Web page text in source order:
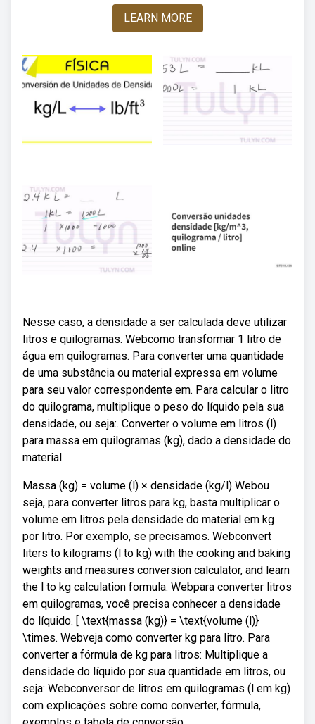
LEARN MORE
Nesse caso, a densidade a ser calculada deve utilizar
litros e quilogramas. Webcomo transformar 1 litro de
água em quilogramas. Para converter uma quantidade
de uma substância ou material expressa em volume
para seu valor correspondente em. Para calcular o litro
do quilograma, multiplique o peso do líquido pela sua
densidade, ou seja:. Converter o volume em litros (l)
para massa em quilogramas (kg), dado a densidade do
material.
Massa (kg) = volume (l) × densidade (kg/l) Webou
seja, para converter litros para kg, basta multiplicar o
volume em litros pela densidade do material em kg
por litro. Por exemplo, se precisamos. Webconvert
liters to kilograms (l to kg) with the cooking and baking
weights and measures conversion calculator, and learn
the l to kg calculation formula. Webpara converter litros
em quilogramas, você precisa conhecer a densidade
do líquido. [ \text{massa (kg)} = \text{volume (l)}
\times. Webveja como converter kg para litro. Para
converter a fórmula de kg para litros: Multiplique a
densidade do líquido por sua quantidade em litros, ou
seja: Webconversor de litros em quilogramas (l em kg)
com explicações sobre como converter, fórmula,